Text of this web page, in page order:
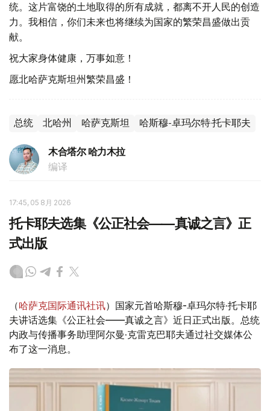
统。这片富饶的土地取得的所有成就，都离不开人民的创造
力。我相信，你们未来也将继续为国家的繁荣昌盛做出贡
献。
祝大家身体健康，万事如意！
愿北哈萨克斯坦州繁荣昌盛！
总统 北哈州 哈萨克斯坦 哈斯穆-卓玛尔特·托卡耶夫
木合塔尔 哈力木拉
编译
17:45, 05 8月 2026
托卡耶夫选集《公正社会——真诚之言》正
式出版
（哈萨克国际通讯社讯）国家元首哈斯穆-卓玛尔特·托卡耶
夫讲话选集《公正社会——真诚之言》近日正式出版。总统
内政与传播事务助理阿尔曼·克雷克巴耶夫通过社交媒体公
布了这一消息。